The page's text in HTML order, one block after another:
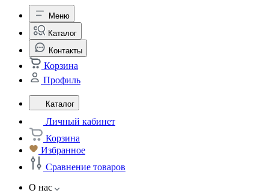
Меню
Каталог
Контакты
Корзина
Профиль
Каталог
Личный кабинет
Корзина
Избранное
Сравнение товаров
О нас